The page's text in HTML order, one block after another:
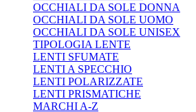
OCCHIALI DA SOLE DONNA
OCCHIALI DA SOLE UOMO
OCCHIALI DA SOLE UNISEX
TIPOLOGIA LENTE
LENTI SFUMATE
LENTI A SPECCHIO
LENTI POLARIZZATE
LENTI PRISMATICHE
MARCHI A-Z